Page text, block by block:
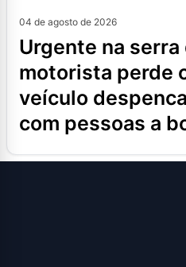
04 de agosto de 2026
urgente na serra do marçal:
motorista perde
veículo
com pessoas a